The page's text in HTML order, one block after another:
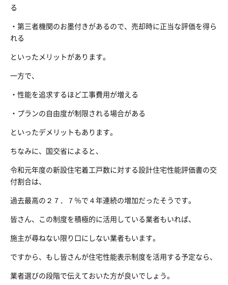
る
・第三者機関のお墨付きがあるので、売却時に正当な評価を得ら
れる
といったメリットがあります。
一方で、
・性能を追求するほど工事費用が増える
・プランの自由度が制限される場合がある
といったデメリットもあります。
ちなみに、国交省によると、
令和元年度の新設住宅着工戸数に対する設計住宅性能評価書の交
付割合は、
過去最高の２７．７％で４年連続の増加だったそうです。
皆さん、この制度を積極的に活用している業者もいれば、
施主が尋ねない限り口にしない業者もいます。
ですから、もし皆さんが住宅性能表示制度を活用する予定なら、
業者選びの段階で伝えておいた方が良いでしょう。